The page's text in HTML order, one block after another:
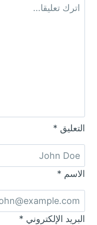
التعليق *
الاسم *
البريد الإلكتروني *